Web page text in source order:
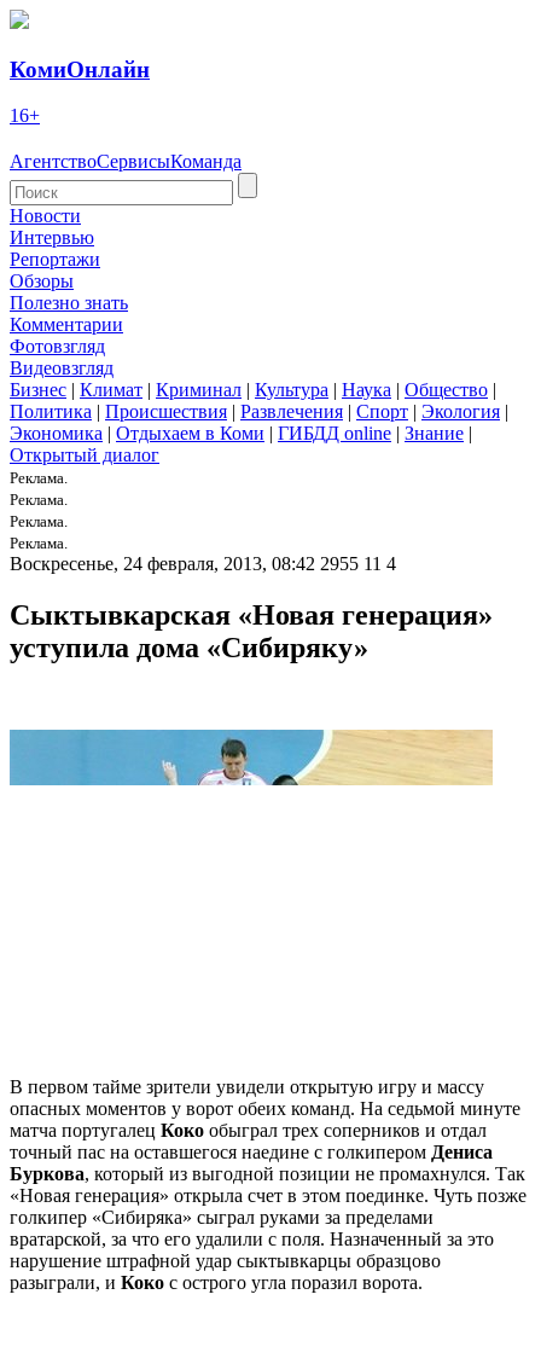
КомиОнлайн
16+
АгентствоСервисыКоманда
Новости
Интервью
Репортажи
Обзоры
Полезно знать
Комментарии
Фотовзгляд
Видеовзгляд
Бизнес | Климат | Криминал | Культура | Наука | Общество |
Политика | Происшествия | Развлечения | Спорт | Экология |
Экономика | Отдыхаем в Коми | ГИБДД online | Знание |
Открытый диалог
Реклама.
Реклама.
Реклама.
Реклама.
Воскресенье, 24 февраля, 2013, 08:42 2955 11 4
Сыктывкарская «Новая генерация»
уступила дома «Сибиряку»
В первом тайме зрители увидели открытую игру и массу
опасных моментов у ворот обеих команд. На седьмой минуте
матча португалец Коко обыграл трех соперников и отдал
точный пас на оставшегося наедине с голкипером Дениса
Буркова, который из выгодной позиции не промахнулся. Так
«Новая генерация» открыла счет в этом поединке. Чуть позже
голкипер «Сибиряка» сыграл руками за пределами
вратарской, за что его удалили с поля. Назначенный за это
нарушение штрафной удар сыктывкарцы образцово
разыграли, и Коко с острого угла поразил ворота.